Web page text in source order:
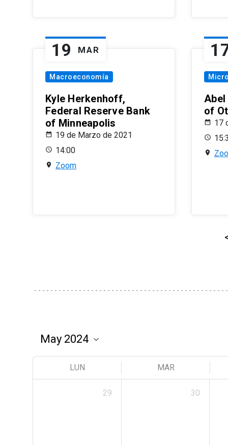
19 MAR
Macroeconomía
Kyle Herkenhoff,
Federal Reserve Bank
of Minneapolis
19 de Marzo de 2021
14:00
Zoom
Abel
of
17
LUN MAR
29 30